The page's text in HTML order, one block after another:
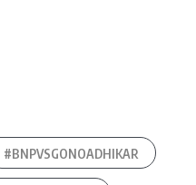
#BNPVSGONOADHIKAR